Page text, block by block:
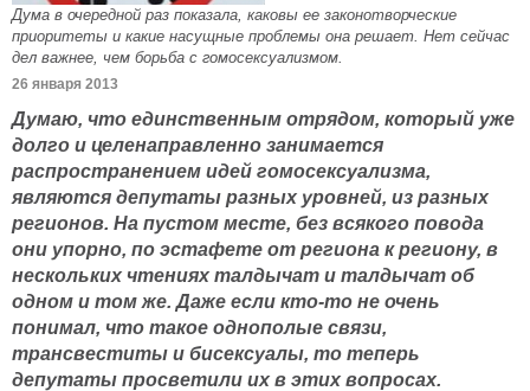
Дума в очередной раз показала, каковы ее законотворческие
приоритеты и какие насущные проблемы она решает. Нет сейчас
дел важнее, чем борьба с гомосексуализмом.
26 января 2013
Думаю, что единственным отрядом, который уже
долго и целенаправленно занимается
распространением идей гомосексуализма,
являются депутаты разных уровней, из разных
регионов. На пустом месте, без всякого повода
они упорно, по эстафете от региона к региону, в
нескольких чтениях талдычат и талдычат об
одном и том же. Даже если кто-то не очень
понимал, что такое однополые связи,
трансвеститы и бисексуалы, то теперь
депутаты просветили их в этих вопросах.